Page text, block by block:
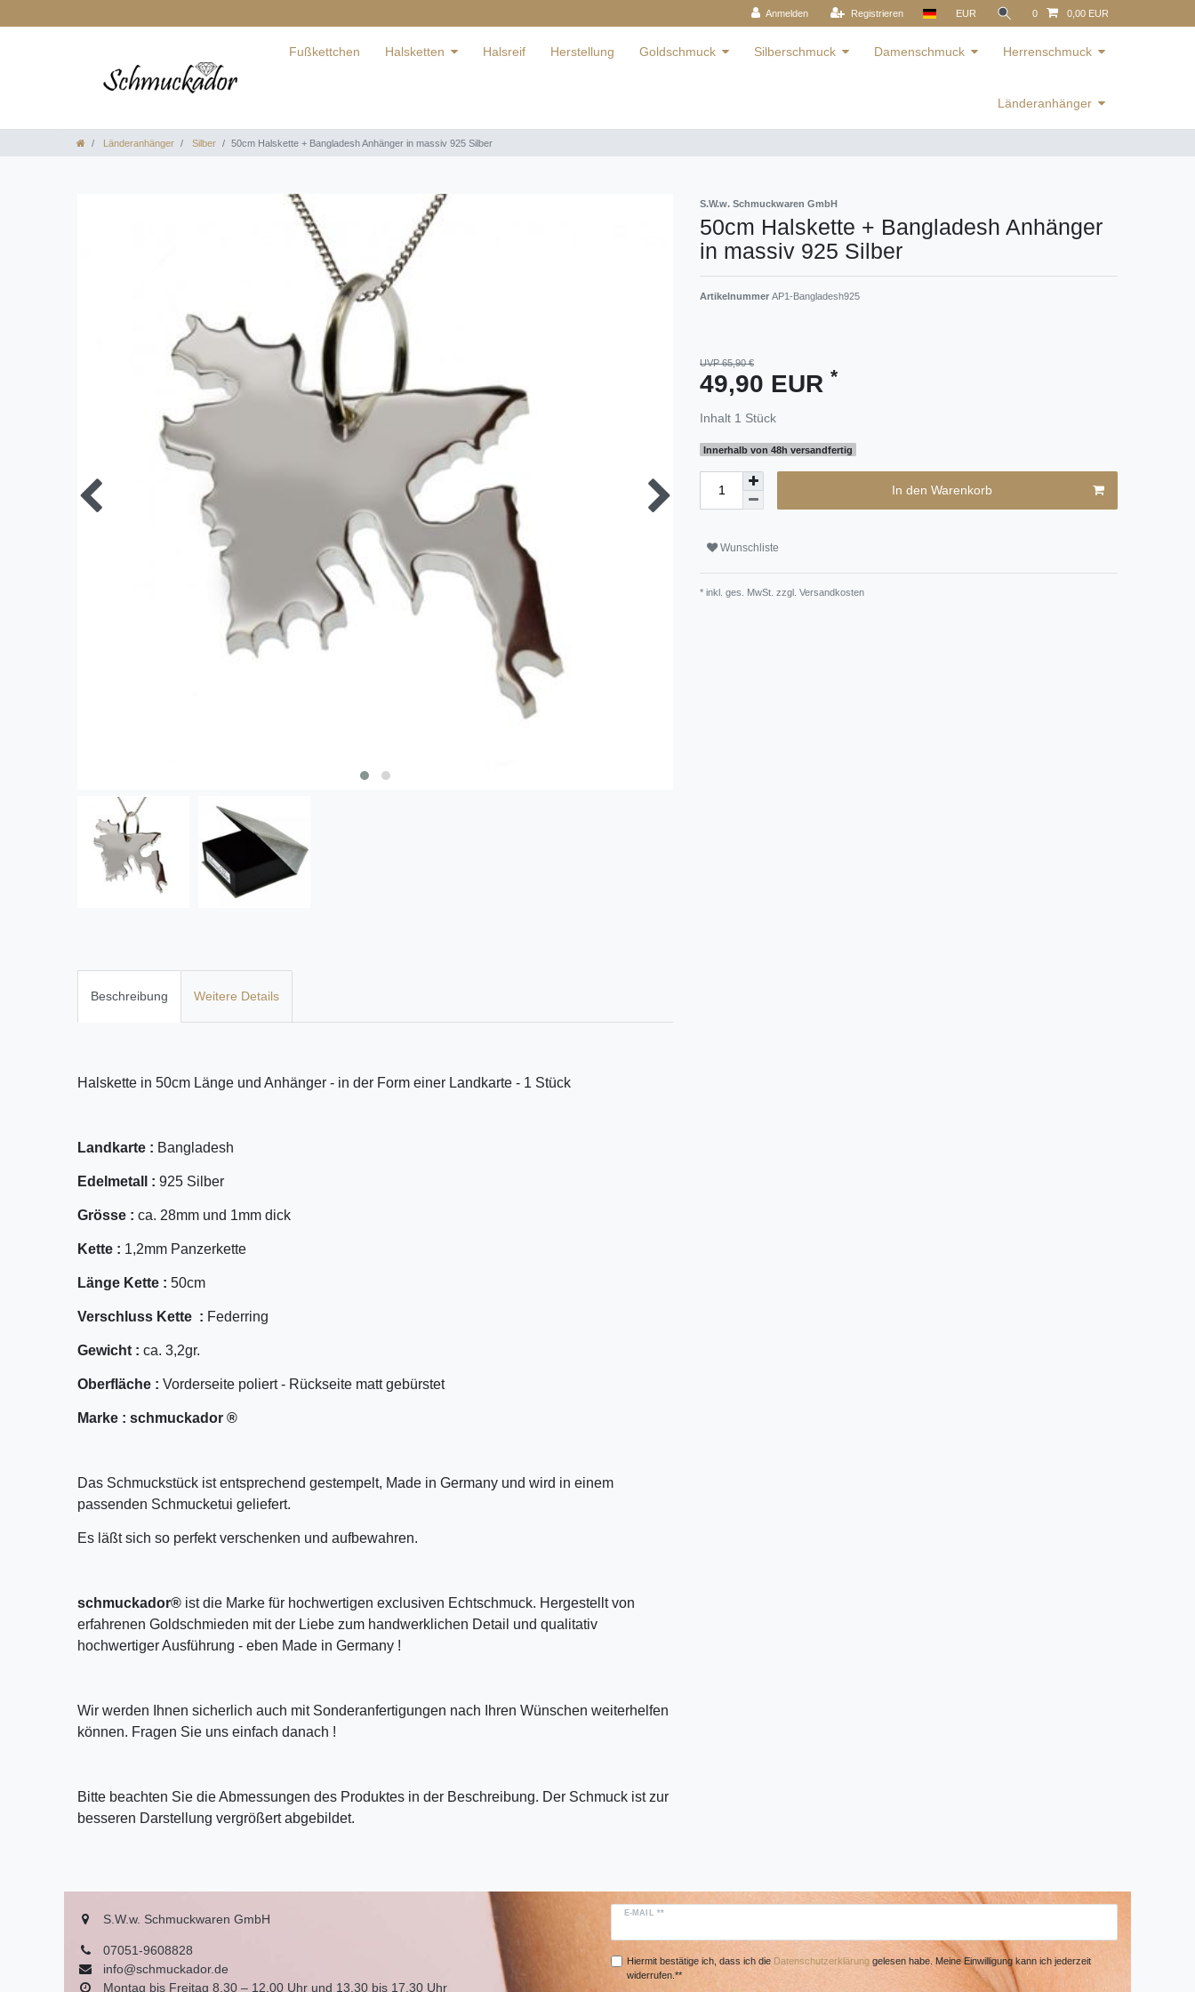
Anmelden Registrieren EUR 0 0,00 EUR
Fußkettchen Halsketten Halsreif Herstellung Goldschmuck Silberschmuck Damenschmuck Herrenschmuck
Länderanhänger
Länderanhänger Silber 50cm Halskette + Bangladesh Anhänger in massiv 925 Silber
S.W.w. Schmuckwaren GmbH
50cm Halskette + Bangladesh Anhänger
in massiv 925 Silber
Artikelnummer AP1-Bangladesh925
UVP 65,90 €
49,90 EUR *
Inhalt 1 Stück
Innerhalb von 48h versandfertig
In den Warenkorb
Wunschliste
* inkl. ges. MwSt. zzgl. Versandkosten
Beschreibung Weitere Details
Halskette in 50cm Länge und Anhänger - in der Form einer Landkarte - 1 Stück
Landkarte : Bangladesh
Edelmetall : 925 Silber
Grösse : ca. 28mm und 1mm dick
Kette : 1,2mm Panzerkette
Länge Kette : 50cm
Verschluss Kette : Federring
Gewicht : ca. 3,2gr.
Oberfläche : Vorderseite poliert - Rückseite matt gebürstet
Marke : schmuckador ®
Das Schmuckstück ist entsprechend gestempelt, Made in Germany und wird in einem
passenden Schmucketui geliefert.
Es läßt sich so perfekt verschenken und aufbewahren.
schmuckador® ist die Marke für hochwertigen exclusiven Echtschmuck. Hergestellt von
erfahrenen Goldschmieden mit der Liebe zum handwerklichen Detail und qualitativ
hochwertiger Ausführung - eben Made in Germany !
Wir werden Ihnen sicherlich auch mit Sonderanfertigungen nach Ihren Wünschen weiterhelfen
können. Fragen Sie uns einfach danach !
Bitte beachten Sie die Abmessungen des Produktes in der Beschreibung. Der Schmuck ist zur
besseren Darstellung vergrößert abgebildet.
S.W.w. Schmuckwaren GmbH
07051-9608828
info@schmuckador.de
Montag bis Freitag 8.30 – 12.00 Uhr und 13.30 bis 17.30 Uhr
E-MAIL **
Hiermit bestätige ich, dass ich die Daten­schutz­erklärunggelesen habe. Meine Einwilligung kann ich jederzeit
widerrufen.**